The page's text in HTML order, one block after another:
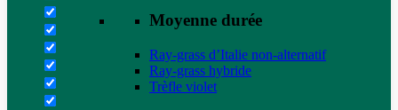
Moyenne durée
Ray-grass d’Italie non-alternatif
Ray-grass hybride
Trèfle violet